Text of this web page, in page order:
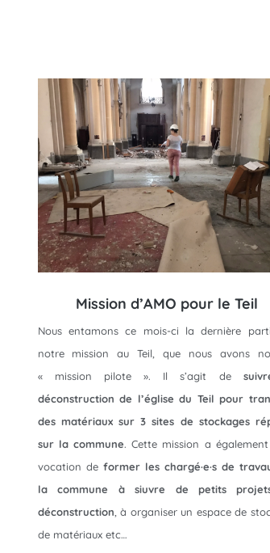
Mission d’AMO pour le Teil
Nous entamons ce mois-ci la dernière
notre mission au Teil, que nous avons
« mission pilote ». Il s’agit de
déconstruction de l’église du Teil pour
des matériaux sur 3 sites de stockages
sur la commune. Cette mission a
vocation de former les chargé·e·s de
la commune à siuvre de petits
déconstruction , à organiser un espace de
de matériaux etc…